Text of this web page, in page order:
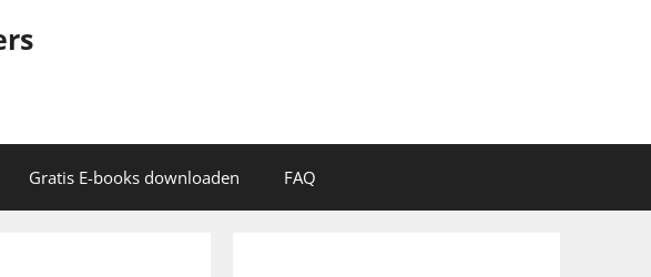
Gratis E-books downloaden FAQ